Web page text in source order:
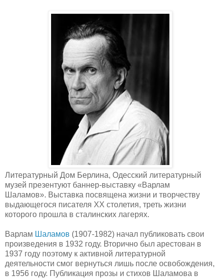
Литературный Дом Берлина, Одесский литературный
музей презентуют баннер-выставку «Варлам
Шаламов». Выставка посвящена жизни и творчеству
выдающегося писателя ХХ столетия, треть жизни
которого прошла в сталинских лагерях.
Варлам Шаламов (1907-1982) начал публиковать свои
произведения в 1932 году. Вторично был арестован в
1937 году поэтому к активной литературной
деятельности смог вернуться лишь после освобождения,
в 1956 году. Публикация прозы и стихов Шаламова в